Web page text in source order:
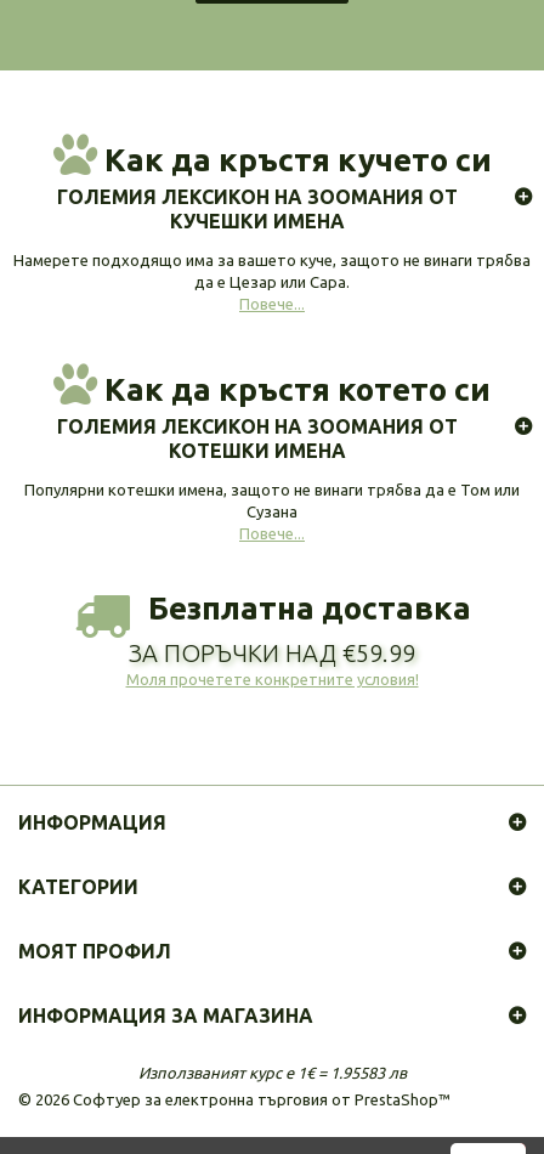
Как да кръстя кучето си
ГОЛЕМИЯ ЛЕКСИКОН НА ЗООМАНИЯ ОТ
КУЧЕШКИ ИМЕНА
Намерете подходящо има за вашето куче, защото не винаги трябва
да е Цезар или Сара.
Повече...
Как да кръстя котето си
ГОЛЕМИЯ ЛЕКСИКОН НА ЗООМАНИЯ ОТ
КОТЕШКИ ИМЕНА
Популярни котешки имена, защото не винаги трябва да е Том или
Сузана
Повече...
Безплатна доставка
ЗА ПОРЪЧКИ НАД €59.99
Моля прочетете конкретните условия!
ИНФОРМАЦИЯ
© 2026 Софтуер за електронна търговия от PrestaShop™
КАТЕГОРИИ
МОЯТ ПРОФИЛ
ИНФОРМАЦИЯ ЗА МАГАЗИНА
Използваният курс е 1€ = 1.95583 лв